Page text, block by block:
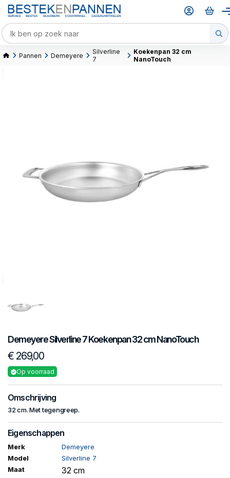
Pannen Demeyere
Silverline
7
Koekenpan 32 cm
NanoTouch
DemeyereSilverline 7Koekenpan 32 cm NanoTouch
€ 269,00
Op voorraad
Omschrijving
32 cm. Met tegengreep.
Eigenschappen
Merk
Demeyere
Model
Silverline 7
Maat
32 cm